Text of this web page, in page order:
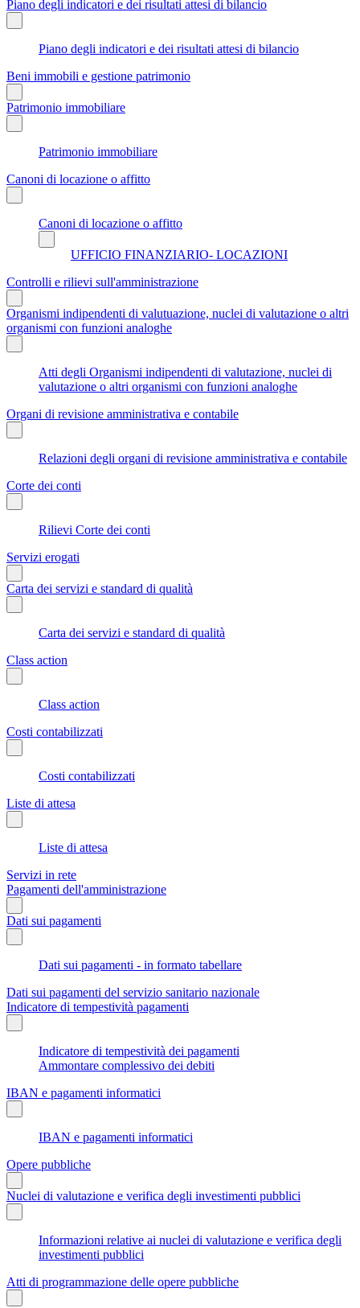
Piano degli indicatori e dei risultati attesi di bilancio
Piano degli indicatori e dei risultati attesi di bilancio
Beni immobili e gestione patrimonio
Patrimonio immobiliare
Patrimonio immobiliare
Canoni di locazione o affitto
Canoni di locazione o affitto
UFFICIO FINANZIARIO- LOCAZIONI
Controlli e rilievi sull'amministrazione
Organismi indipendenti di valutuazione, nuclei di valutazione o altri
organismi con funzioni analoghe
Atti degli Organismi indipendenti di valutazione, nuclei di
valutazione o altri organismi con funzioni analoghe
Organi di revisione amministrativa e contabile
Relazioni degli organi di revisione amministrativa e contabile
Corte dei conti
Rilievi Corte dei conti
Servizi erogati
Carta dei servizi e standard di qualità
Carta dei servizi e standard di qualità
Class action
Class action
Costi contabilizzati
Costi contabilizzati
Liste di attesa
Liste di attesa
Servizi in rete
Pagamenti dell'amministrazione
Dati sui pagamenti
Dati sui pagamenti - in formato tabellare
Dati sui pagamenti del servizio sanitario nazionale
Indicatore di tempestività pagamenti
Indicatore di tempestività dei pagamenti
Ammontare complessivo dei debiti
IBAN e pagamenti informatici
IBAN e pagamenti informatici
Opere pubbliche
Nuclei di valutazione e verifica degli investimenti pubblici
Informazioni relative ai nuclei di valutazione e verifica degli
investimenti pubblici
Atti di programmazione delle opere pubbliche